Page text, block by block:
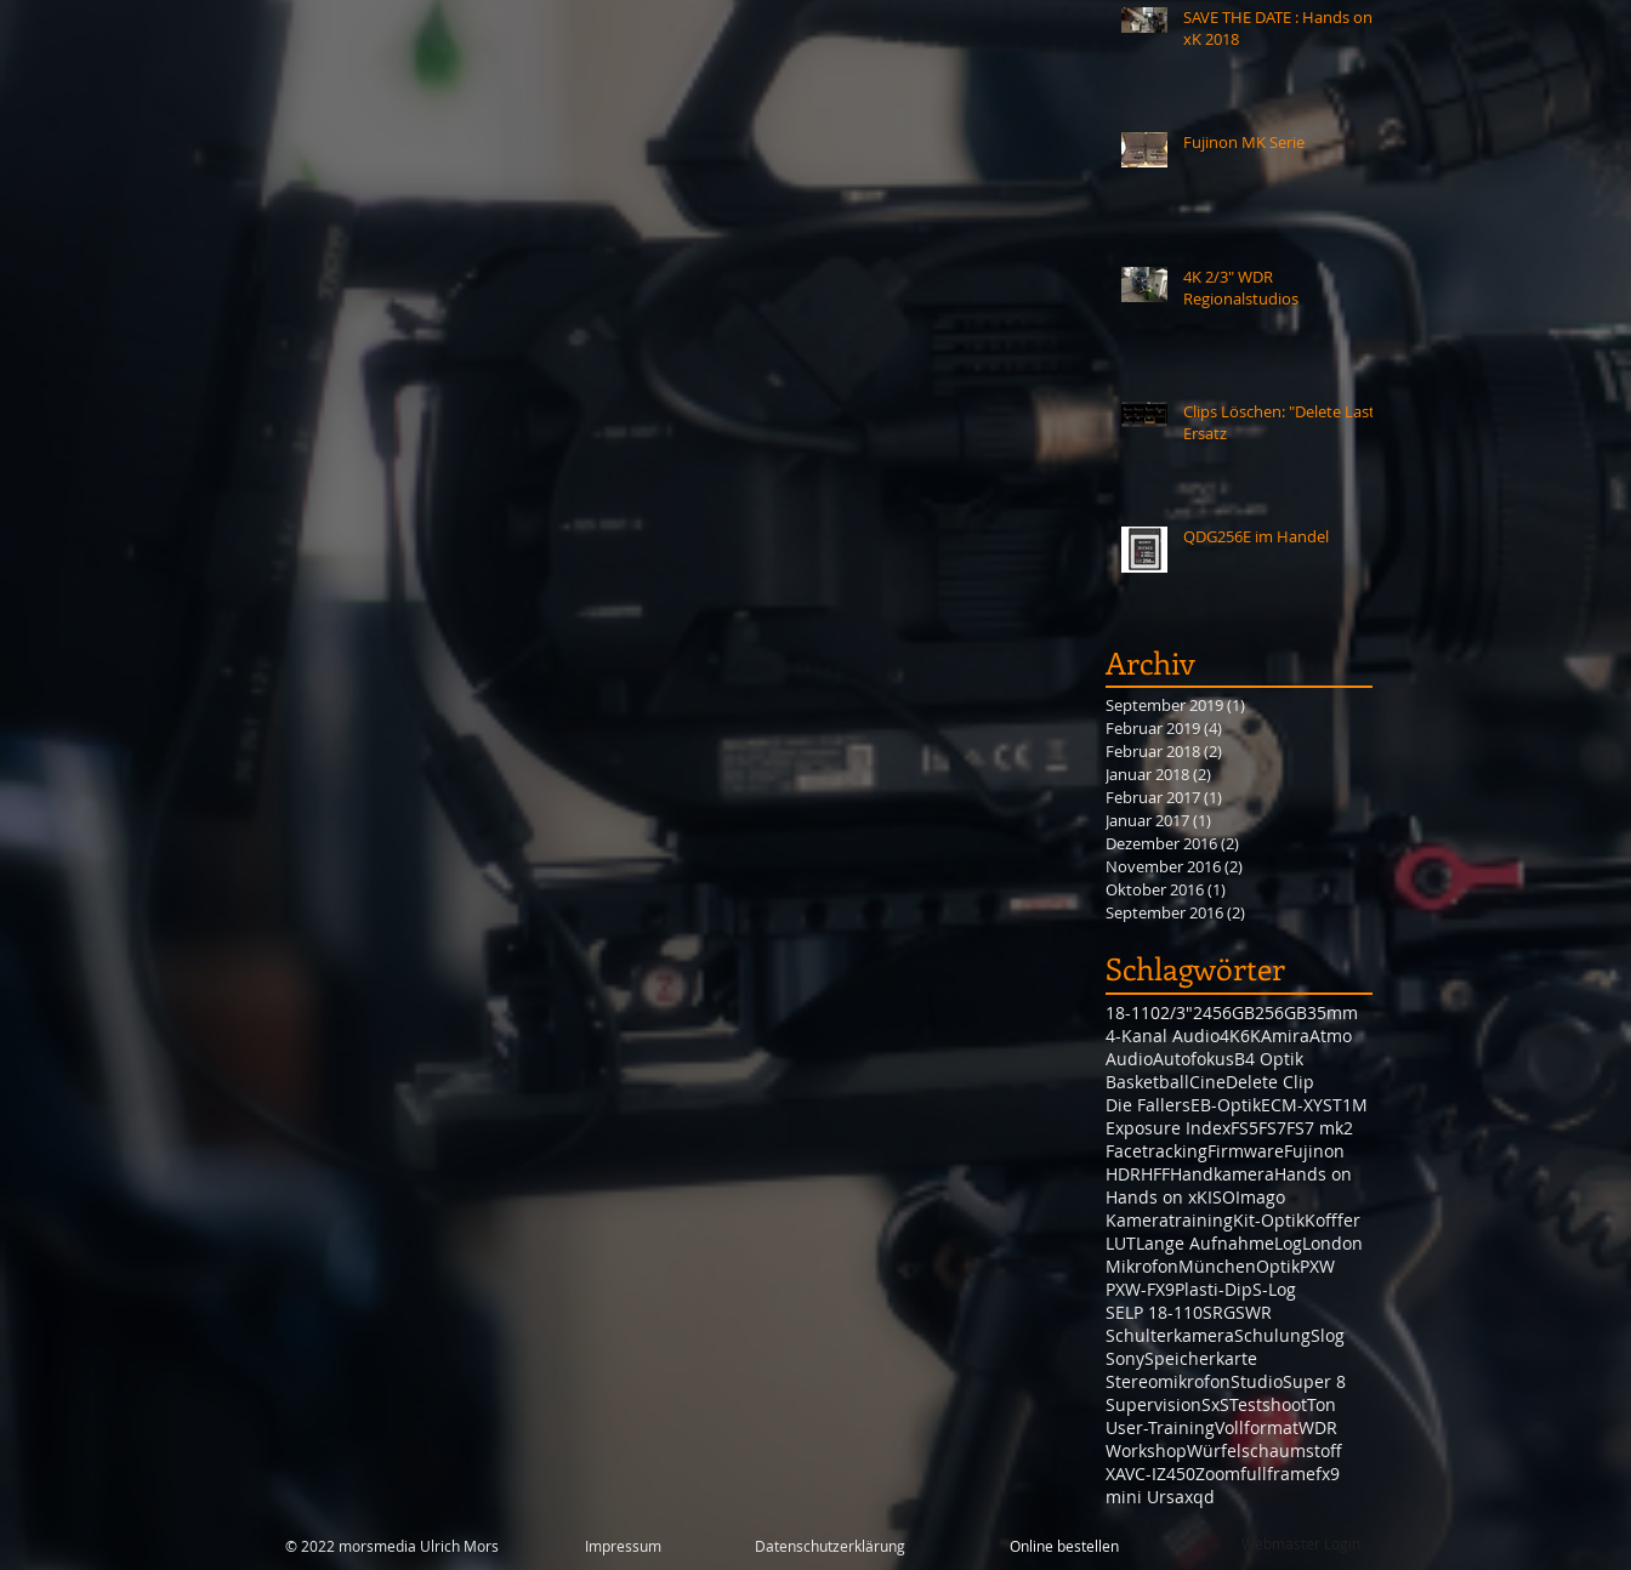
SAVE THE DATE : Hands on
xK 2018
Fujinon MK Serie
4K 2/3" WDR
Regionalstudios
Clips Löschen: "Delete Last"-
Ersatz
QDG256E im Handel
Archiv
September 2019(1)1 Beitrag
Februar 2019(4)4 Beiträge
Februar 2018(2)2 Beiträge
Januar 2018(2)2 Beiträge
Februar 2017(1)1 Beitrag
Januar 2017(1) 1 Beitrag
Dezember 2016(2)2 Beiträge
November 2016(2)
Oktober 2016(1)
September 2016(2) 2 Beiträge
Schlagwörter
18-1102/3"2456GB256GB35mm
4-Kanal Audio4K6KAmiraAtmo
AudioAutofokusB4 Optik
BasketballCineDelete Clip
Die FallersEB-OptikECM-XYST1M
Exposure IndexFS5FS7FS7 mk2
FacetrackingFirmwareFujinon
HDRHFFHandkameraHands on
Hands on xKISOImago
KameratrainingKit-OptikKofffer
LUTLange AufnahmeLogLondon
MikrofonMünchenOptikPXW
PXW-FX9Plasti-DipS-Log
SELP 18-110SRGSWR
SchulterkameraSchulungSlog
SonySpeicherkarte
StereomikrofonStudioSuper 8
SupervisionSxSTestshootTon
User-TrainingVollformatWDR
WorkshopWürfelschaumstoff
XAVC-IZ450Zoomfullframefx9
mini Ursaxqd
© 2022 morsmedia Ulrich Mors Impressum Datenschutzerklärung Online bestellen